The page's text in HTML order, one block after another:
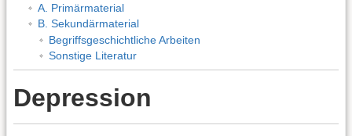
A. Primärmaterial
B. Sekundärmaterial
Begriffsgeschichtliche Arbeiten
Sonstige Literatur
Depression